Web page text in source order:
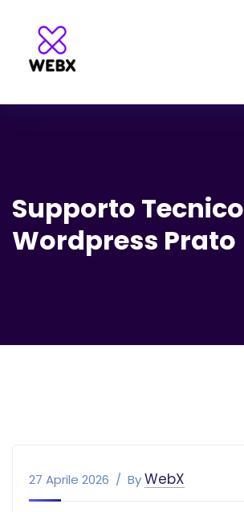
Supporto Tecnico
Wordpress Prato
27 Aprile 2026 ByWebX